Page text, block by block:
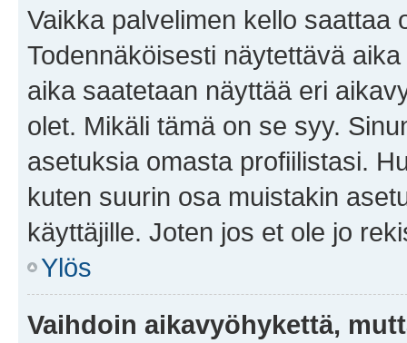
Vaikka palvelimen kello saattaa
Todennäköisesti näytettävä
aika saatetaan näyttää eri
olet. Mikäli tämä on se syy.
asetuksia omasta profiilistasi.
kuten suurin osa muistakin
käyttäjille. Joten jos et ole jo
Ylös
Vaihdoin aikavyöhykettä,